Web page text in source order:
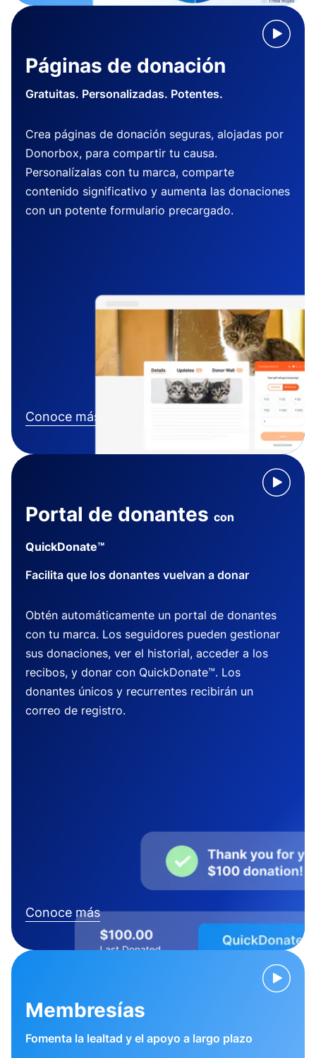
Páginas de donación
Gratuitas. Personalizadas. Potentes.
Crea páginas de donación seguras, alojadas por
Donorbox, para compartir tu causa.
Personalízalas con tu marca, comparte
contenido significativo y aumenta las donaciones
con un potente formulario precargado.
Conoce más
Portal de donantes con
QuickDonate™
Facilita que los donantes vuelvan a donar
Obtén automáticamente un portal de donantes
con tu marca. Los seguidores pueden gestionar
sus donaciones, ver el historial, acceder a los
recibos, y donar con QuickDonate™. Los
donantes únicos y recurrentes recibirán un
correo de registro.
Conoce más
Membresías
Fomenta la lealtad y el apoyo a largo plazo